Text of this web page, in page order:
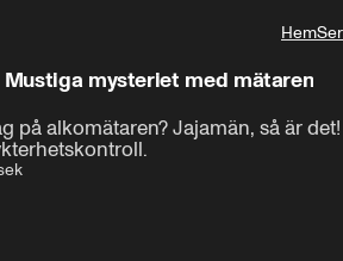
Kan
Hem
mysteriet med mätaren
på alkomätaren? Jajamän, så är